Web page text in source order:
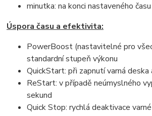
minutka: na konci nastaveného
Úspora času a efektivita:
PowerBoost (nastavitelné pro
standardní stupeň výkonu
QuickStart: při zapnutí varná
ReStart: v případě neúmyslného
sekund
Quick Stop: rychlá deaktivace